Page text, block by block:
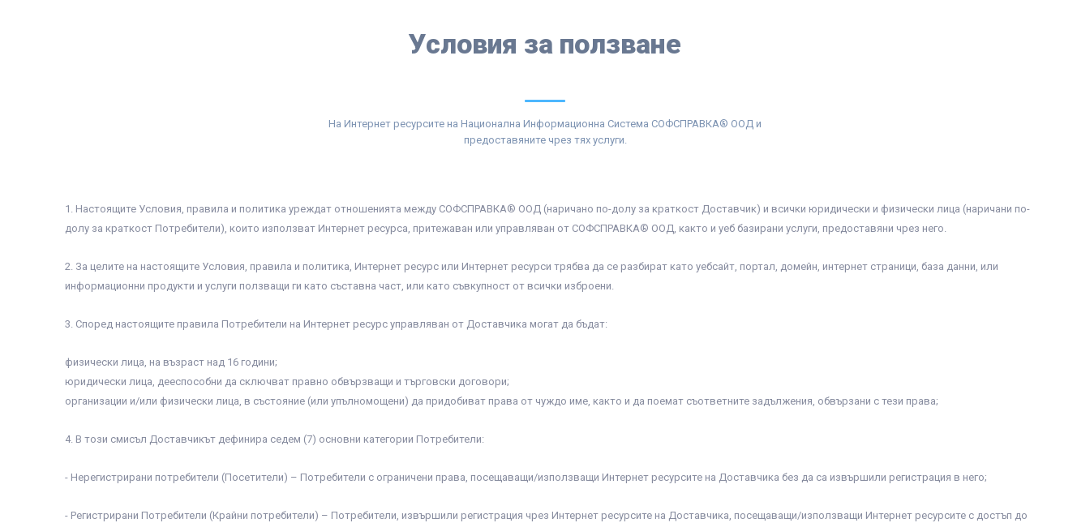
Условия за ползване
На Интернет ресурсите на Национална Информационна Система СОФСПРАВКА® ООД и
предоставяните чрез тях услуги.
1. Настоящите Условия, правила и политика уреждат отношенията между СОФСПРАВКА® ООД (наричано по-долу за краткост Доставчик) и всички юридически и физически лица (наричани по-
долу за краткост Потребители), които използват Интернет ресурса, притежаван или управляван от СОФСПРАВКА® ООД, както и уеб базирани услуги, предоставяни чрез него.
2. За целите на настоящите Условия, правила и политика, Интернет ресурс или Интернет ресурси трябва да се разбират като уебсайт, портал, домейн, интернет страници, база данни, или
информационни продукти и услуги ползващи ги като съставна част, или като съвкупност от всички изброени.
3. Според настоящите правила Потребители на Интернет ресурс управляван от Доставчика могат да бъдат:
физически лица, на възраст над 16 години;
юридически лица, дееспособни да сключват правно обвързващи и търговски договори;
организации и/или физически лица, в състояние (или упълномощени) да придобиват права от чуждо име, както и да поемат съответните задължения, обвързани с тези права;
4. В този смисъл Доставчикът дефинира седем (7) основни категории Потребители:
- Нерегистрирани потребители (Посетители) – Потребители с ограничени права, посещаващи/използващи Интернет ресурсите на Доставчика без да са извършили регистрация в него;
- Регистрирани Потребители (Крайни потребители) – Потребители, извършили регистрация чрез Интернет ресурсите на Доставчика, посещаващи/използващи Интернет ресурсите с достъп до